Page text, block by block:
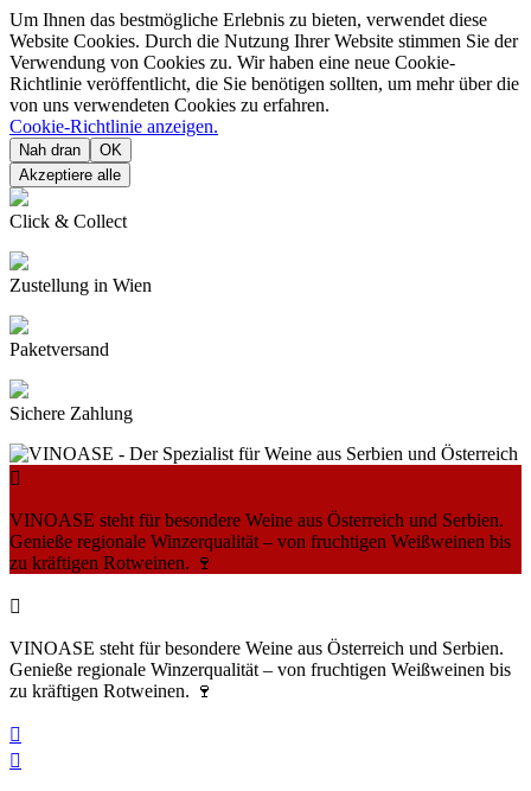
Um Ihnen das bestmögliche Erlebnis zu bieten, verwendet diese
Website Cookies. Durch die Nutzung Ihrer Website stimmen Sie der
Verwendung von Cookies zu. Wir haben eine neue Cookie-
Richtlinie veröffentlicht, die Sie benötigen sollten, um mehr über die
von uns verwendeten Cookies zu erfahren.
Cookie-Richtlinie anzeigen.
Nah dran
OK
Akzeptiere alle
Click & Collect
Zustellung in Wien
Paketversand
Sichere Zahlung

VINOASE steht für besondere Weine aus Österreich und Serbien.
Genieße regionale Winzerqualität – von fruchtigen Weißweinen bis
zu kräftigen Rotweinen. 🍷

VINOASE steht für besondere Weine aus Österreich und Serbien.
Genieße regionale Winzerqualität – von fruchtigen Weißweinen bis
zu kräftigen Rotweinen. 🍷

